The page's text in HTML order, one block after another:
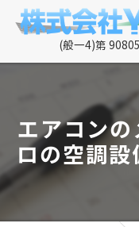
エアコン
ロの空調設